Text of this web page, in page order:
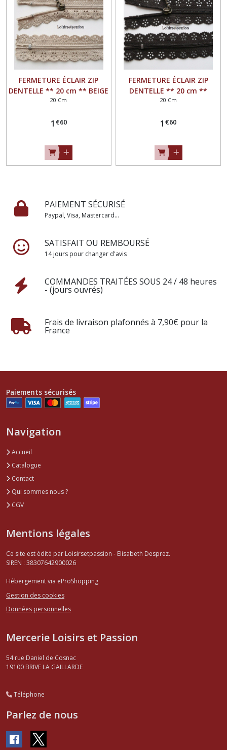
FERMETURE ÉCLAIR ZIP
DENTELLE ** 20 cm ** BEIGE
- Non séparable
20 Cm
1 €60
FERMETURE ÉCLAIR ZIP
DENTELLE ** 20 cm **
MARRON - Non séparable
20 Cm
1 €60
PAIEMENT SÉCURISÉ
Paypal, Visa, Mastercard...
SATISFAIT OU REMBOURSÉ
14 jours pour changer d'avis
COMMANDES TRAITÉES SOUS 24 / 48 heures
- (jours ouvrés)
Frais de livraison plafonnés à 7,90€ pour la
France
Paiements sécurisés
Navigation
Accueil
Catalogue
Contact
Qui sommes nous ?
CGV
Mentions légales
Ce site est édité par Loisirsetpassion - Elisabeth Desprez.
SIREN : 38307642900026
Hébergement via eProShopping
Gestion des cookies
Données personnelles
Mercerie Loisirs et Passion
54 rue Daniel de Cosnac
19100 BRIVE LA GAILLARDE
Téléphone
Parlez de nous